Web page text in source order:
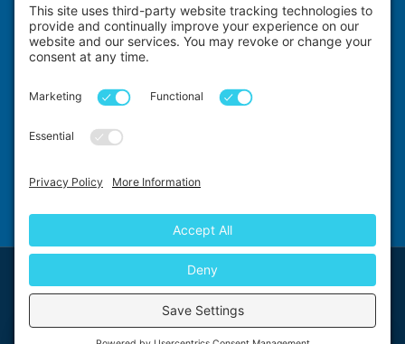
쿠키 정책
~에 의해Impact Explorers
First Floor, 5-6 Chalice Close, Wallington, SM6 9RU, United Kingdom
© 2026 Impact Explorers Ltd. All Rights Reserved. Company